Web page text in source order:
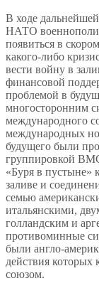
В ходе
НАТО
появиться в
какого-либо
вести войну в
финансовой
проблемой в
многосторонним
международного
международных
будущего были
группировкой
«Буря в пустыне»
заливе и
семью
итальянскими,
голландским и
противоминные
были англо-
действия которых
союзом.